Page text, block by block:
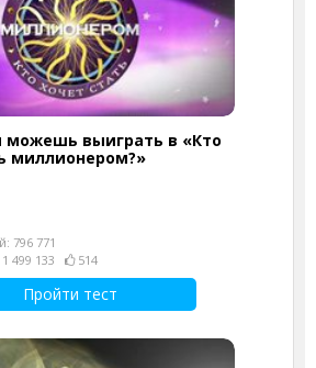
можешь выиграть в «Кто
миллионером?»
796 771
499 133
514
Пройти тест